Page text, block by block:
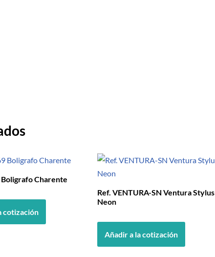
Boligrafo Charente
cotización
Ref. VENTURA-SN Ventura Stylus
Neon
Añadir a la cotización